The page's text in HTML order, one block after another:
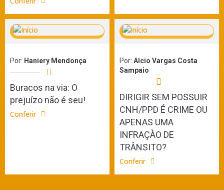
Por: Haniery Mendonça
Buracos na via: O
prejuízo não é seu!
Conferir
Por: Alcio Vargas Costa
Sampaio
DIRIGIR SEM POSSUIR
CNH/PPD É CRIME OU
APENAS UMA
INFRAÇÀO DE
TRÂNSITO?
Conferir